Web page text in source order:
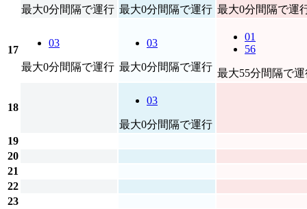
最大0分間隔で運行 最大0分間隔で運行 最大0分間隔で運
17
03
最大0分間隔で運行
03
最大0分間隔で運行
01
56
最大55分間隔で運
18
03
最大0分間隔で運行
19
20
21
22
23